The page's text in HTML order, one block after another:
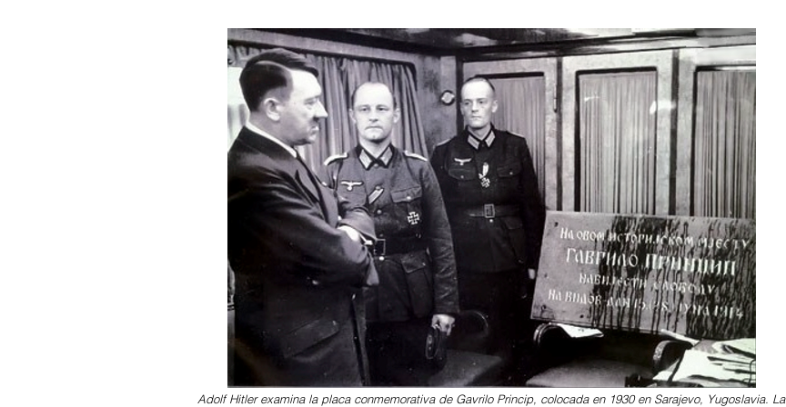
Adolf Hitler examina la placa conmemorativa de Gavrilo Princip, colocada en 1930 en Sarajevo, Yugoslavia. La